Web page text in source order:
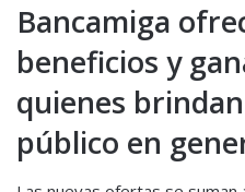
Bancamiga
beneficios y
quienes
público en